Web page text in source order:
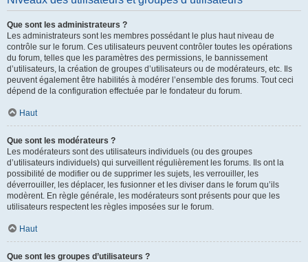
Que sont les administrateurs ?
Les administrateurs sont les membres possédant le plus haut niveau de
contrôle sur le forum. Ces utilisateurs peuvent contrôler toutes les opérations
du forum, telles que les paramètres des permissions, le bannissement
d’utilisateurs, la création de groupes d’utilisateurs ou de modérateurs, etc. Ils
peuvent également être habilités à modérer l’ensemble des forums. Tout ceci
dépend de la configuration effectuée par le fondateur du forum.
Haut
Que sont les modérateurs ?
Les modérateurs sont des utilisateurs individuels (ou des groupes
d’utilisateurs individuels) qui surveillent régulièrement les forums. Ils ont la
possibilité de modifier ou de supprimer les sujets, les verrouiller, les
déverrouiller, les déplacer, les fusionner et les diviser dans le forum qu’ils
modèrent. En règle générale, les modérateurs sont présents pour que les
utilisateurs respectent les règles imposées sur le forum.
Haut
Que sont les groupes d’utilisateurs ?